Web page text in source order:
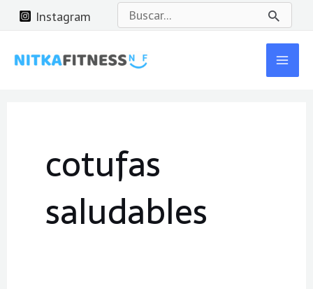
Instagram
Buscar
por:
cotufas
saludables